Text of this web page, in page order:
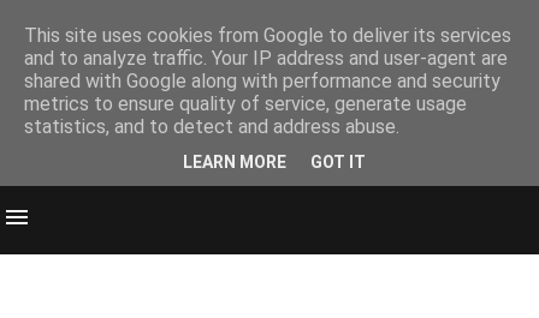
This site uses cookies from Google to deliver its services
and to analyze traffic. Your IP address and user-agent are
shared with Google along with performance and security
metrics to ensure quality of service, generate usage
statistics, and to detect and address abuse.
LEARN MORE GOT IT